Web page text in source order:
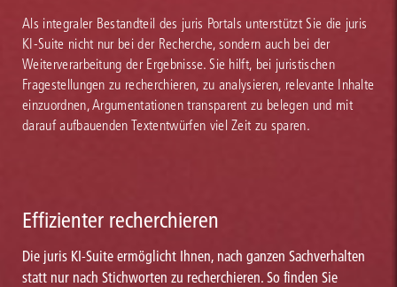
Als integraler Bestandteil des juris Portals unterstützt Sie die juris
KI-Suite nicht nur bei der Recherche, sondern auch bei der
Weiterverarbeitung der Ergebnisse. Sie hilft, bei juristischen
Fragestellungen zu recherchieren, zu analysieren, relevante Inhalte
einzuordnen, Argumentationen transparent zu belegen und mit
darauf aufbauenden Textentwürfen viel Zeit zu sparen.
Effizienter recherchieren
Die juris KI-Suite ermöglicht Ihnen, nach ganzen Sachverhalten
statt nur nach Stichworten zu recherchieren. So finden Sie